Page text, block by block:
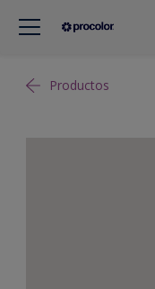
Productos